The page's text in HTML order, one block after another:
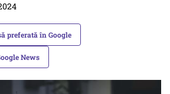
preferată în Google
News